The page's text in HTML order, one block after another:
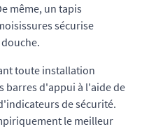
même, un tapis
sécurise
toute installation
barres d'appui à l'aide de
de sécurité.
le meilleur